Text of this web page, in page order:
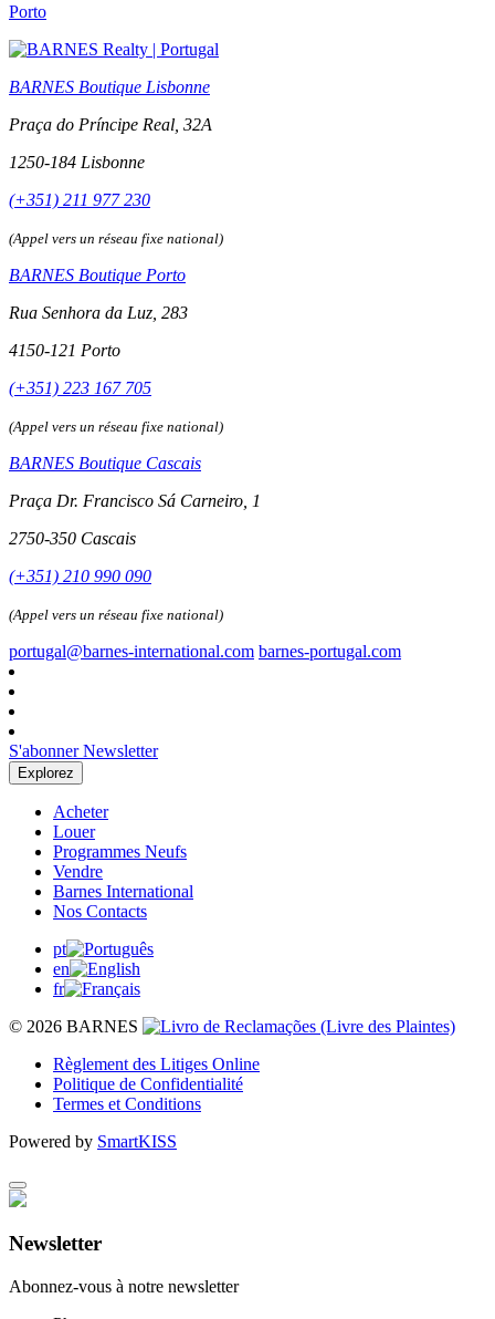
Porto
BARNES Boutique Lisbonne
Praça do Príncipe Real, 32A
1250-184 Lisbonne
(+351) 211 977 230
(Appel vers un réseau fixe national)
BARNES Boutique Porto
Rua Senhora da Luz, 283
4150-121 Porto
(+351) 223 167 705
(Appel vers un réseau fixe national)
BARNES Boutique Cascais
Praça Dr. Francisco Sá Carneiro, 1
2750-350 Cascais
(+351) 210 990 090
(Appel vers un réseau fixe national)
portugal@barnes-international.com barnes-portugal.com
S'abonner Newsletter
Explorez
Acheter
Louer
Programmes Neufs
Vendre
Barnes International
Nos Contacts
pt
en
fr
© 2026 BARNES
Règlement des Litiges Online
Politique de Confidentialité
Termes et Conditions
Powered by SmartKISS
Newsletter
Abonnez-vous à notre newsletter